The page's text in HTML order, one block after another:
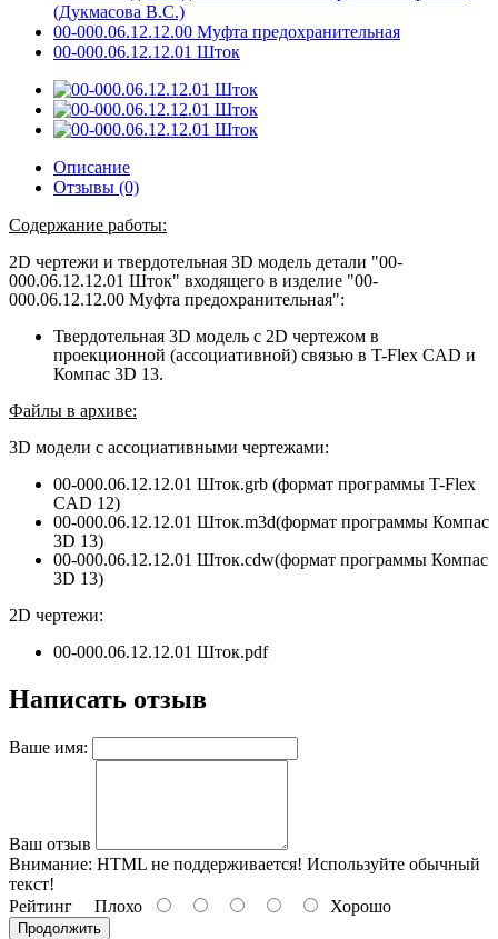
(Дукмасова В.С.)
00-000.06.12.12.00 Муфта предохранительная
00-000.06.12.12.01 Шток
Описание
Отзывы (0)
Содержание работы:
2D чертежи и твердотельная 3D модель детали "00-
000.06.12.12.01 Шток" входящего в изделие "00-
000.06.12.12.00 Муфта предохранительная":
Твердотельная 3D модель с 2D чертежом в
проекционной (ассоциативной) связью в T-Flex CAD и
Компас 3D 13.
Файлы в архиве:
3D модели с ассоциативными чертежами:
00-000.06.12.12.01 Шток.grb (формат программы T-Flex
CAD 12)
00-000.06.12.12.01 Шток.m3d(формат программы Компас
3D 13)
00-000.06.12.12.01 Шток.cdw(формат программы Компас
3D 13)
2D чертежи:
00-000.06.12.12.01 Шток.pdf
Написать отзыв
Ваше имя:
Ваш отзыв
Внимание: HTML не поддерживается! Используйте обычный
текст!
Рейтинг Плохо Хорошо
Продолжить